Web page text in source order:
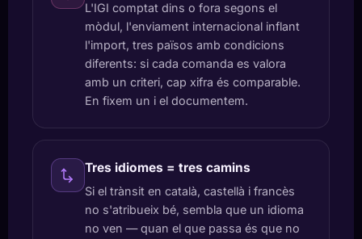
L'IGI comptat dins o fora segons el
mòdul, l'enviament internacional inflant
l'import, tres països amb condicions
diferents: si cada comanda es valora
amb un criteri, cap xifra és comparable.
En fixem un i el documentem.
Tres idiomes = tres camins
Si el trànsit en català, castellà i francès
no s'atribueix bé, sembla que un idioma
no ven — quan el que passa és que no